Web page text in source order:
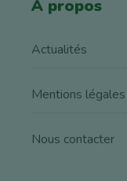
À propos
Actualités
Mentions légales
Nous contacter